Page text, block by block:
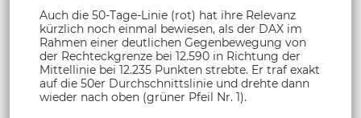
Auch die 50-Tage-Linie (rot) hat ihre Relevanz
kürzlich noch einmal bewiesen, als der DAX im
Rahmen einer deutlichen Gegenbewegung von
der Rechteckgrenze bei 12.590 in Richtung der
Mittellinie bei 12.235 Punkten strebte. Er traf exakt
auf die 50er Durchschnittslinie und drehte dann
wieder nach oben (grüner Pfeil Nr. 1).